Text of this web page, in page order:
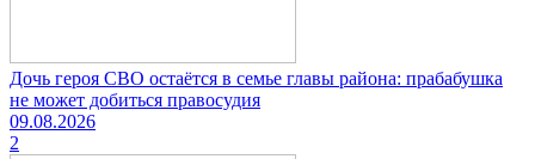
Дочь героя СВО остаётся в семье главы района: прабабушка
не может добиться правосудия
09.08.2026
2